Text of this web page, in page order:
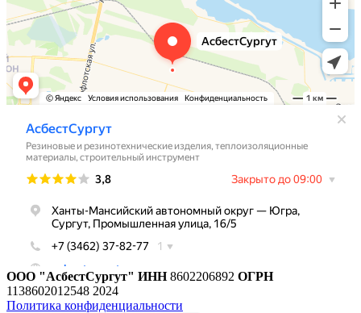
ООО "АсбестСургут" ИНН8602206892 ОГРН
1138602012548 2024
Политика конфиденциальности